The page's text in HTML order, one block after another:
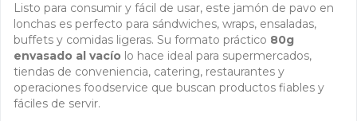
Listo para consumir y fácil de usar, este jamón de pavo en
lonchas es perfecto para sándwiches, wraps, ensaladas,
buffets y comidas ligeras. Su formato práctico 80g
envasado al vacío lo hace ideal para supermercados,
tiendas de conveniencia, catering, restaurantes y
operaciones foodservice que buscan productos fiables y
fáciles de servir.